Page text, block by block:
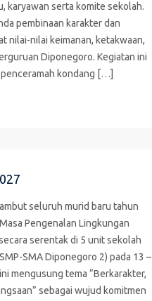
karyawan serta komite sekolah.
pembinaan karakter dan
nilai-nilai keimanan, ketakwaan,
Diponegoro. Kegiatan ini
kondang […]
seluruh murid baru tahun
Pengenalan Lingkungan
serentak di 5 unit sekolah
SMA Diponegoro 2) pada 13 –
mengusung tema “Berkarakter,
sebagai wujud komitmen